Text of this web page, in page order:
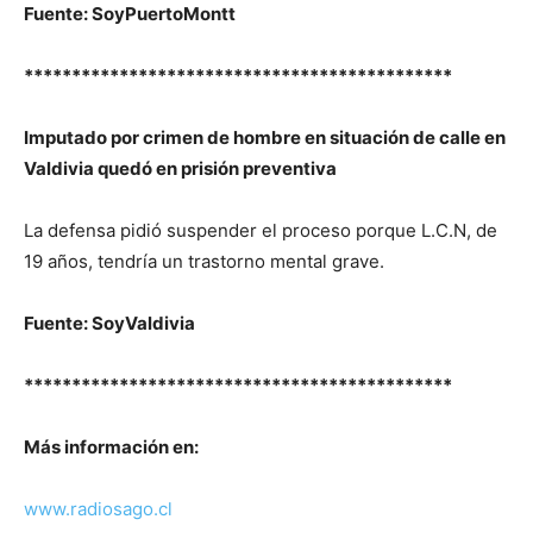
Fuente: SoyPuertoMontt
*********************************************
Imputado por crimen de hombre en situación de calle en
Valdivia quedó en prisión preventiva
La defensa pidió suspender el proceso porque L.C.N, de
19 años, tendría un trastorno mental grave.
Fuente: SoyValdivia
*********************************************
Más información en:
www.radiosago.cl